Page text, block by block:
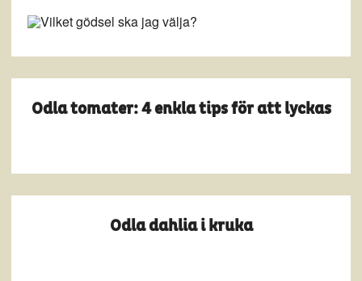
Odla tomater: 4 enkla tips för att lyckas
Odla dahlia i kruka